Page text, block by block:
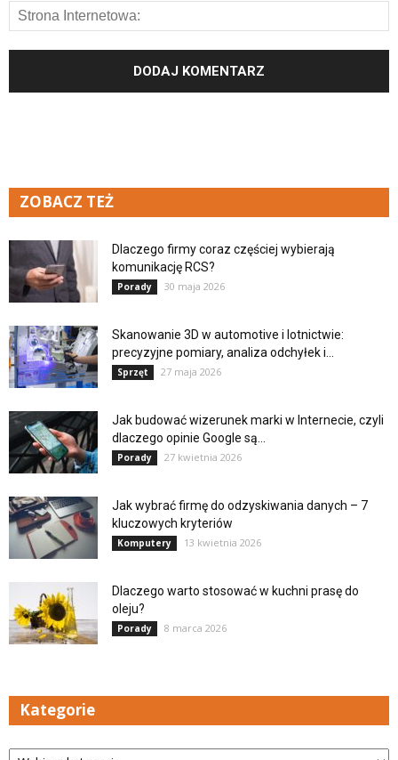
ZOBACZ TEŻ
Dlaczego firmy coraz częściej wybierają
komunikację RCS?
Porady 30 maja 2026
Skanowanie 3D w automotive i lotnictwie:
precyzyjne pomiary, analiza odchyłek i...
Sprzęt 27 maja 2026
Jak budować wizerunek marki w Internecie, czyli
dlaczego opinie Google są...
Porady 27 kwietnia 2026
Jak wybrać firmę do odzyskiwania danych – 7
kluczowych kryteriów
Komputery 13 kwietnia 2026
Dlaczego warto stosować w kuchni prasę do
oleju?
Porady 8 marca 2026
Kategorie
Kategorie